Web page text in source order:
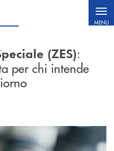
MENU
(ZES):
per chi intende